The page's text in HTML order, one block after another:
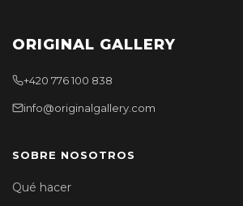
ORIGINAL GALLERY
+420 776 100 838
info@originalgallery.com
SOBRE NOSOTROS
Qué hacer